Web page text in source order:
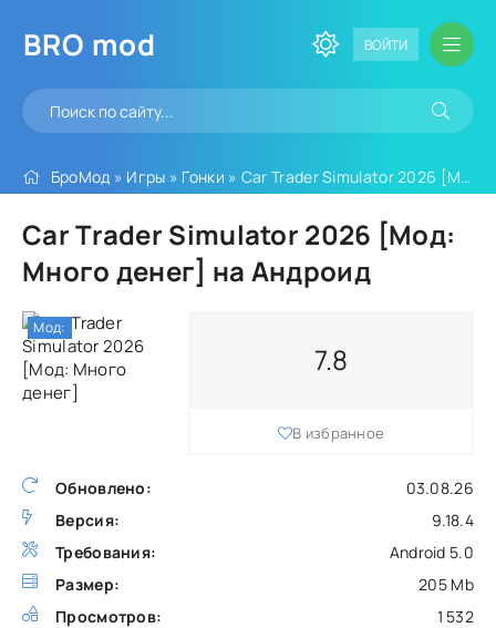
BRO mod ВОЙТИ
БроМод » Игры » Гонки » Car Trader Simulator 2026 [Мод: Много денег]
Car Trader Simulator 2026 [Мод:
Много денег] на Андроид
Обновлено:
03.08.26
Версия:
9.18.4
Требования:
Android 5.0
Размер:
205 Mb
Просмотров:
1 532
7.8
В избранное
Мод: